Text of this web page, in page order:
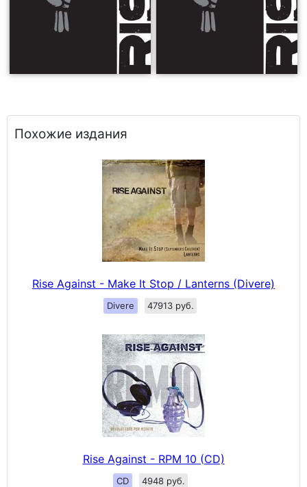
Похожие издания
Rise Against - Make It Stop / Lanterns (Divere)
Divere 47913 руб.
Rise Against - RPM 10 (CD)
CD 4948 руб.